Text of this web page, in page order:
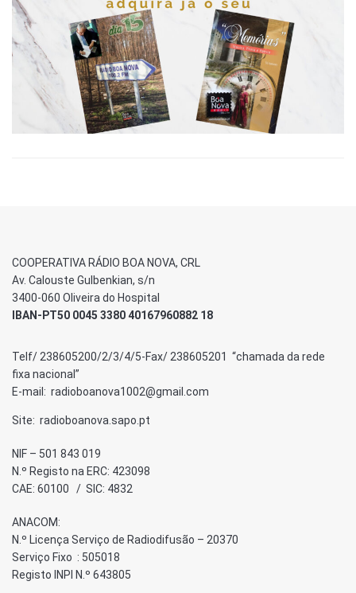
COOPERATIVA RÁDIO BOA NOVA, CRL
Av. Calouste Gulbenkian, s/n
3400-060 Oliveira do Hospital
IBAN-PT50 0045 3380 40167960882 18
Telf/ 238605200/2/3/4/5-Fax/ 238605201 “chamada da rede
fixa nacional”
E-mail: radioboanova1002@gmail.com
Site: radioboanova.sapo.pt
NIF – 501 843 019
N.º Registo na ERC: 423098
CAE: 60100 / SIC: 4832
ANACOM:
N.º Licença Serviço de Radiodifusão – 20370
Serviço Fixo : 505018
Registo INPI N.º 643805